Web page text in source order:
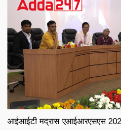
आईआईटी मद्रास एआईआरएसएस